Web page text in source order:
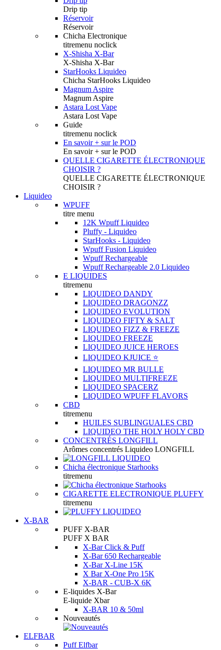
Drip tip
Réservoir
Réservoir
Chicha Electronique
titremenu noclick
X-Shisha X-Bar
X-Shisha X-Bar
StarHooks Liquideo
Chicha StarHooks Liquideo
Magnum Aspire
Magnum Aspire
Astara Lost Vape
Astara Lost Vape
Guide
titremenu noclick
En savoir + sur le POD
En savoir + sur le POD
QUELLE CIGARETTE ÉLECTRONIQUE
CHOISIR ?
QUELLE CIGARETTE ÉLECTRONIQUE
CHOISIR ?
Liquideo
WPUFF
titre menu
12K Wpuff Liquideo
Pluffy - Liquideo
StarHooks - Liquideo
Wpuff Fusion Liquideo
Wpuff Rechargeable
Wpuff Rechargeable 2.0 Liquideo
E LIQUIDES
titremenu
LIQUIDEO DANDY
LIQUIDEO DRAGONZZ
LIQUIDEO EVOLUTION
LIQUIDEO FIFTY & SALT
LIQUIDEO FIZZ & FREEZE
LIQUIDEO FREEZE
LIQUIDEO JUICE HEROES
LIQUIDEO KJUICE ⭐️
LIQUIDEO MR BULLE
LIQUIDEO MULTIFREEZE
LIQUIDEO SPACERZ
LIQUIDEO WPUFF FLAVORS
CBD
titremenu
HUILES SUBLINGUALES CBD
LIQUIDEO THE HOLY HOLY CBD
CONCENTRÉS LONGFILL
Arômes concentrés Liquideo LONGFILL
Chicha électronique Starhooks
titremenu
CIGARETTE ELECTRONIQUE PLUFFY
titremenu
X-BAR
PUFF X-BAR
PUFF X BAR
X-Bar Click & Puff
X-Bar 650 Rechargeable
X-Bar X-Line 15K
X Bar X-One Pro 15K
X-BAR - CUB-X 6K
E-liquides X-Bar
E-liquide Xbar
X-BAR 10 & 50ml
Nouveautés
ELFBAR
Puff Elfbar